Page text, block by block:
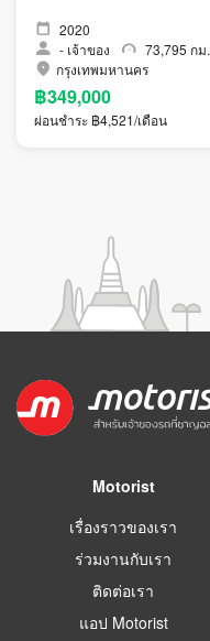
2020
- เจ้าของ
73,795 กม.
กรุงเทพมหานคร
฿349,000
ผ่อนชำระ ฿4,521/เดือน
Motorist
เรื่องราวของเรา
ร่วมงานกับเรา
ติดต่อเรา
แอป Motorist